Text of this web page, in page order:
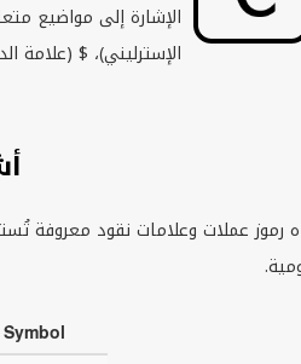
الإشارة إلى مواضيع
الإسترليني)، $ (علامة
رموز عملات وعلامات نقود معروفة
Symbol